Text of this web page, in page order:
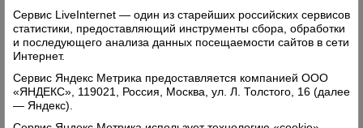
Сервис LiveInternet — один из старейших российских сервисов
статистики, предоставляющий инструменты сбора, обработки
и последующего анализа данных посещаемости сайтов в сети
Интернет.
Сервис Яндекс Метрика предоставляется компанией ООО
«ЯНДЕКС», 119021, Россия, Москва, ул. Л. Толстого, 16 (далее
— Яндекс).